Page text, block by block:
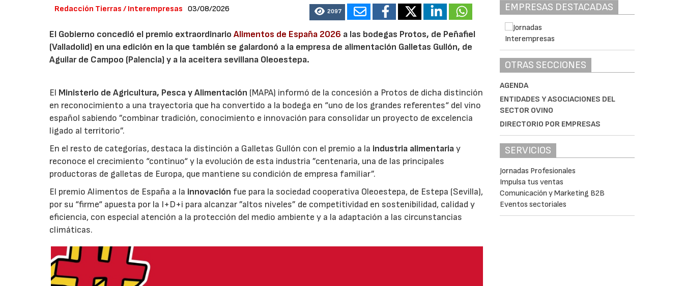
Redacción Tierras / Interempresas 03/08/2026 2097
El Gobierno concedió el premio extraordinarioAlimentos de España 2026 a las bodegas Protos, de Peñafiel
(Valladolid) en una edición en la que también se galardonó a la empresa de alimentación Galletas Gullón, de
Aguilar de Campoo (Palencia) y a la aceitera sevillana Oleoestepa.
El Ministerio de Agricultura, Pesca y Alimentación (MAPA) informó de la concesión a Protos de dicha distinción
en reconocimiento a una trayectoria que ha convertido a la bodega en “uno de los grandes referentes“ del vino
español sabiendo ”combinar tradición, conocimiento e innovación para consolidar un proyecto de excelencia
ligado al territorio”.
En el resto de categorías, destaca la distinción a Galletas Gullón con el premio a la industria alimentariay
reconoce el crecimiento “continuo“ y la evolución de esta industria ”centenaria, una de las principales
productoras de galletas de Europa, que mantiene su condición de empresa familiar”.
El premio Alimentos de España a la innovación fue para la sociedad cooperativa Oleoestepa, de Estepa (Sevilla),
por su “firme“ apuesta por la I+D+i para alcanzar ”altos niveles” de competitividad en sostenibilidad, calidad y
eficiencia, con especial atención a la protección del medio ambiente y a la adaptación a las circunstancias
climáticas.
EMPRESAS DESTACADAS
OTRAS SECCIONES
AGENDA
ENTIDADES Y ASOCIACIONES DEL
SECTOR OVINO
DIRECTORIO POR EMPRESAS
SERVICIOS
Jornadas Profesionales
Impulsa tus ventas
Comunicación y Marketing B2B
Eventos sectoriales